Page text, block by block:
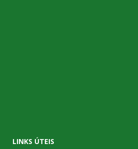
LINKS ÚTEIS